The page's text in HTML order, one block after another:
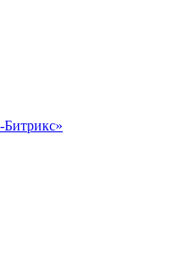
Битрикс»